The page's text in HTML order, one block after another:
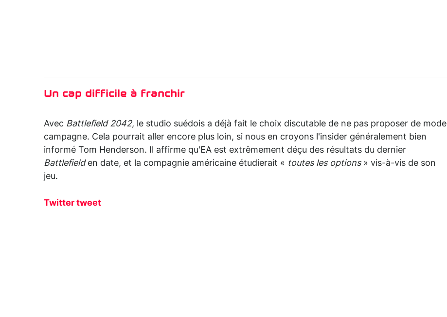
Un cap difficile à franchir
Avec Battlefield 2042, le studio suédois a déjà fait le choix discutable de ne pas proposer de mode
campagne. Cela pourrait aller encore plus loin, si nous en croyons l'insider généralement bien
informé Tom Henderson. Il affirme qu'EA est extrêmement déçu des résultats du dernier
Battlefielden date, et la compagnie américaine étudierait « toutes les options» vis-à-vis de son
jeu.
Twitter tweet